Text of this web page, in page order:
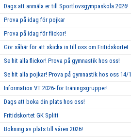
Dags att anmäla er till Sportlovsgympaskola 2026!
Prova på idag för pojkar
Prova på idag för flickor!
Gör såhär för att skicka in till oss om Fritidskortet.
Se hit alla flickor! Prova på gymnastik hos oss!
Se hit alla pojkar! Prova på gymnastik hos oss 14/1
Information VT 2026- för träningsgrupper!
Dags att boka din plats hos oss!
Fritidskortet GK Splitt
Bokning av plats till våren 2026!